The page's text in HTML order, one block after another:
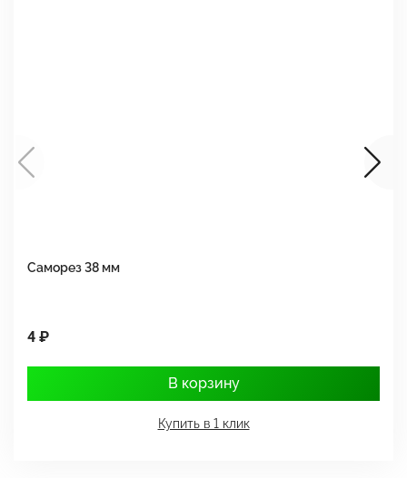
Саморез 38 мм
4 ₽
В корзину
Купить в 1 клик